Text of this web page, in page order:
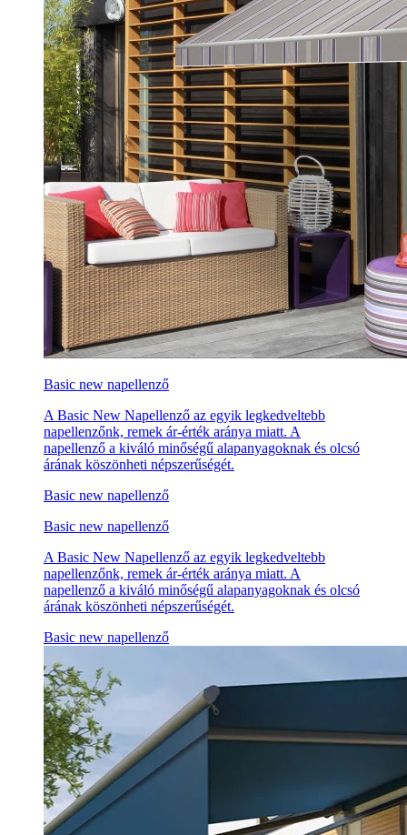
Basic new napellenző
A Basic New Napellenző az egyik legkedveltebb
napellenzőnk, remek ár-érték aránya miatt. A
napellenző a kiváló minőségű alapanyagoknak és olcsó
árának köszönheti népszerűségét.
Basic new napellenző
Basic new napellenző
A Basic New Napellenző az egyik legkedveltebb
napellenzőnk, remek ár-érték aránya miatt. A
napellenző a kiváló minőségű alapanyagoknak és olcsó
árának köszönheti népszerűségét.
Basic new napellenző